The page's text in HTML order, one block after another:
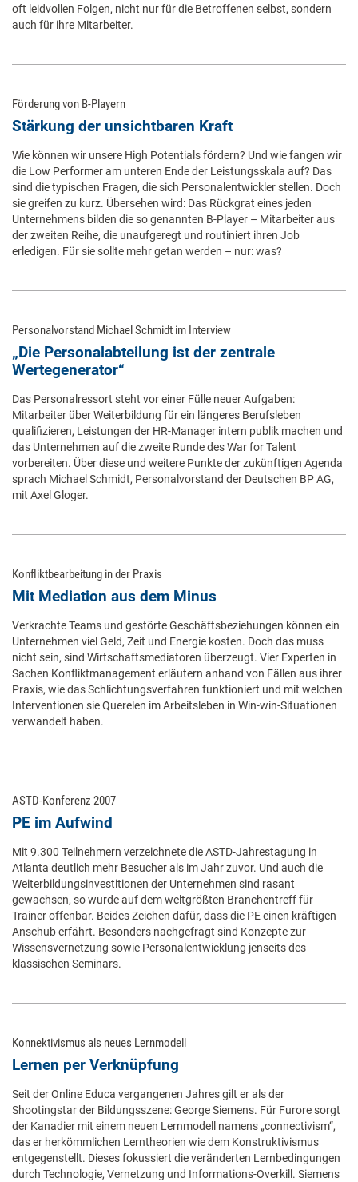
oft leidvollen Folgen, nicht nur für die Betroffenen selbst, sondern
auch für ihre Mitarbeiter.
Förderung von B-Playern
Stärkung der unsichtbaren Kraft
Wie können wir unsere High Potentials fördern? Und wie fangen wir
die Low Performer am unteren Ende der Leistungsskala auf? Das
sind die typischen Fragen, die sich Personalentwickler stellen. Doch
sie greifen zu kurz. Übersehen wird: Das Rückgrat eines jeden
Unternehmens bilden die so genannten B-Player – Mitarbeiter aus
der zweiten Reihe, die unaufgeregt und routiniert ihren Job
erledigen. Für sie sollte mehr getan werden – nur: was?
Personalvorstand Michael Schmidt im Interview
„Die Personalabteilung ist der zentrale
Wertegenerator“
Das Personalressort steht vor einer Fülle neuer Aufgaben:
Mitarbeiter über Weiterbildung für ein längeres Berufsleben
qualifizieren, Leistungen der HR-Manager intern publik machen und
das Unternehmen auf die zweite Runde des War for Talent
vorbereiten. Über diese und weitere Punkte der zukünftigen Agenda
sprach Michael Schmidt, Personalvorstand der Deutschen BP AG,
mit Axel Gloger.
Konfliktbearbeitung in der Praxis
Mit Mediation aus dem Minus
Verkrachte Teams und gestörte Geschäftsbeziehungen können ein
Unternehmen viel Geld, Zeit und Energie kosten. Doch das muss
nicht sein, sind Wirtschaftsmediatoren überzeugt. Vier Experten in
Sachen Konfliktmanagement erläutern anhand von Fällen aus ihrer
Praxis, wie das Schlichtungsverfahren funktioniert und mit welchen
Interventionen sie Querelen im Arbeitsleben in Win-win-Situationen
verwandelt haben.
ASTD-Konferenz 2007
PE im Aufwind
Mit 9.300 Teilnehmern verzeichnete die ASTD-Jahrestagung in
Atlanta deutlich mehr Besucher als im Jahr zuvor. Und auch die
Weiterbildungsinvestitionen der Unternehmen sind rasant
gewachsen, so wurde auf dem weltgrößten Branchentreff für
Trainer offenbar. Beides Zeichen dafür, dass die PE einen kräftigen
Anschub erfährt. Besonders nachgefragt sind Konzepte zur
Wissensvernetzung sowie Personalentwicklung jenseits des
klassischen Seminars.
Konnektivismus als neues Lernmodell
Lernen per Verknüpfung
Seit der Online Educa vergangenen Jahres gilt er als der
Shootingstar der Bildungsszene: George Siemens. Für Furore sorgt
der Kanadier mit einem neuen Lernmodell namens „connectivism“,
das er herkömmlichen Lerntheorien wie dem Konstruktivismus
entgegenstellt. Dieses fokussiert die veränderten Lernbedingungen
durch Technologie, Vernetzung und Informations-Overkill. Siemens